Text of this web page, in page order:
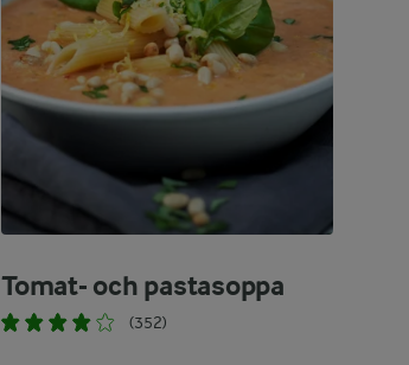
Tomat- och pastasoppa
(352)